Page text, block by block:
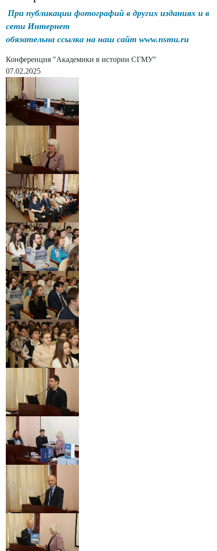
При публикации фотографий в других изданиях и в
сети Интернет
обязательна ссылка на наш сайт www.nsmu.ru
Конференция "Академики в истории СГМУ"
07.02.2025